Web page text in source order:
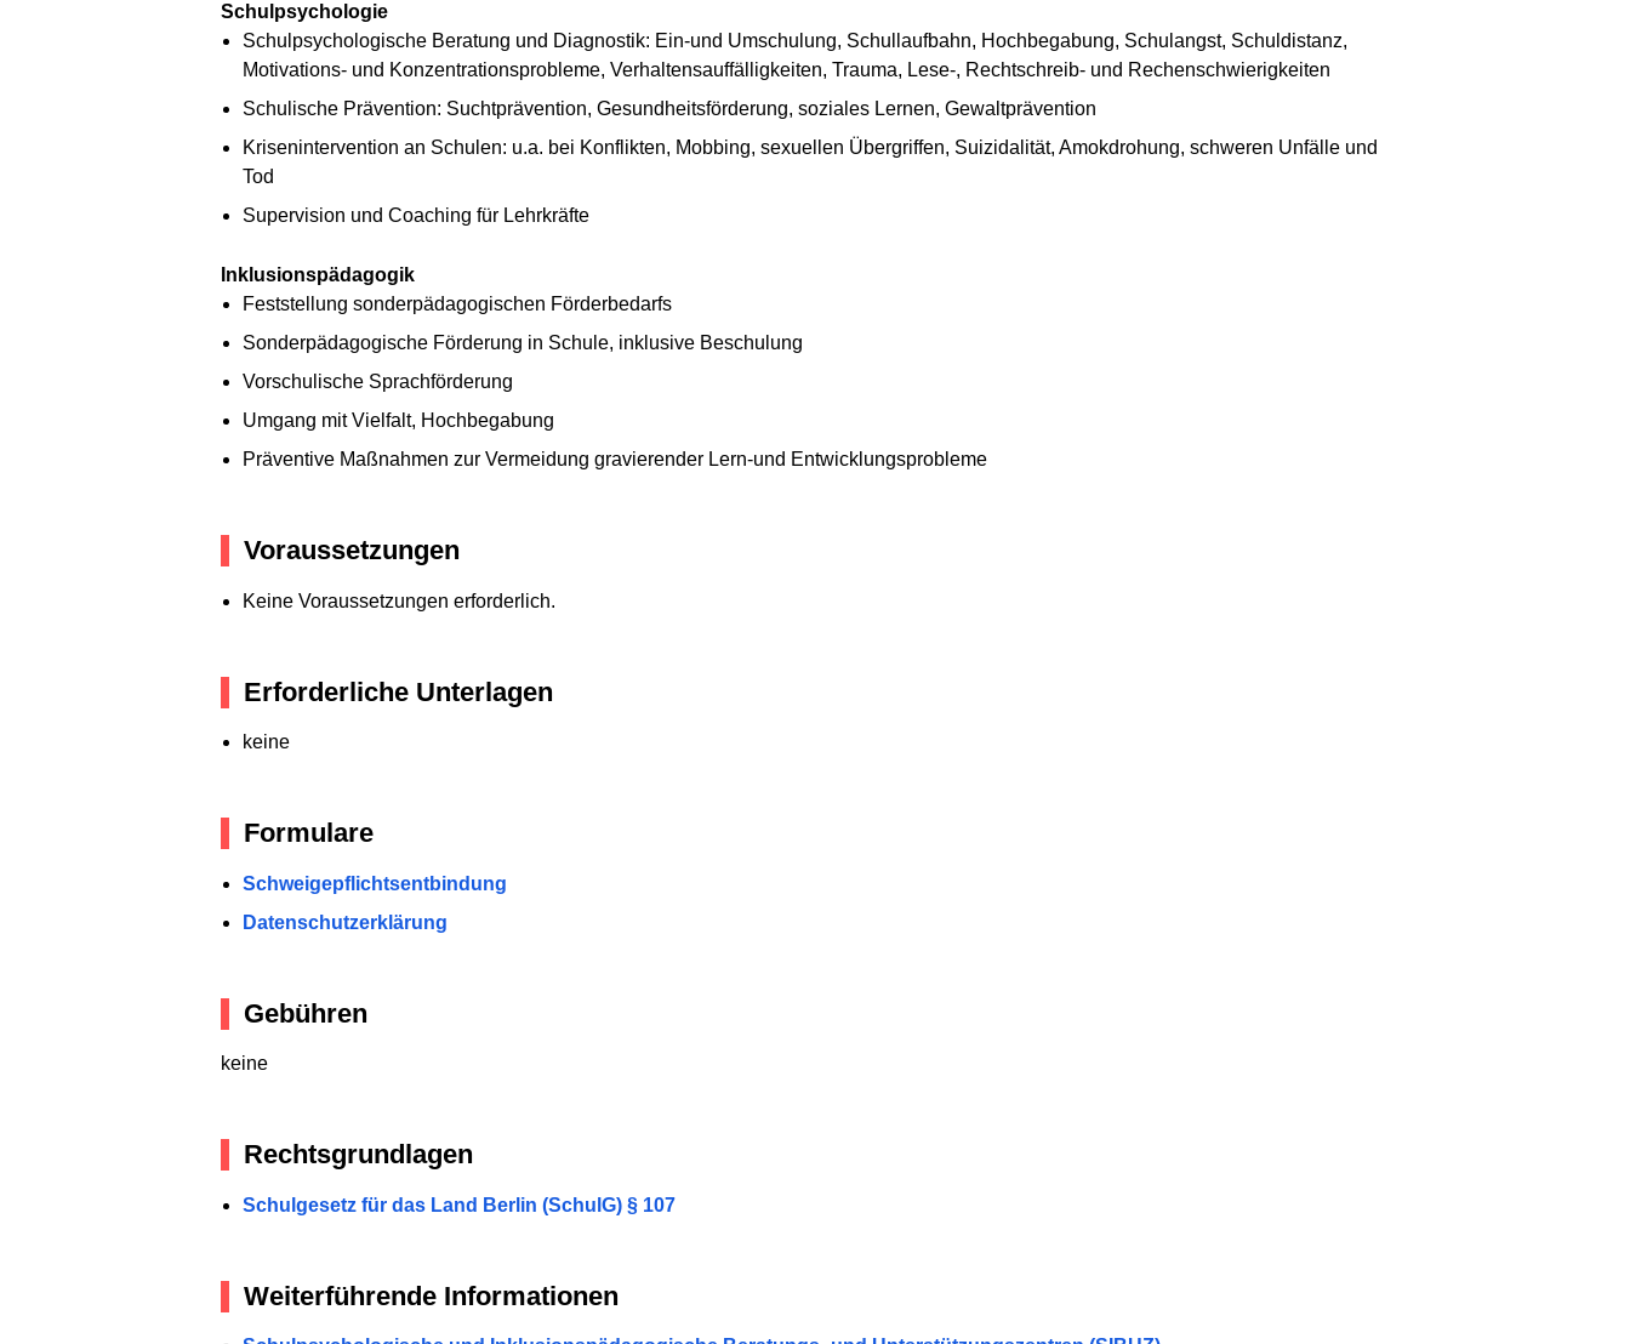
Schulpsychologie
Schulpsychologische Beratung und Diagnostik: Ein-und Umschulung, Schullaufbahn, Hochbegabung, Schulangst, Schuldistanz,
Motivations- und Konzentrationsprobleme, Verhaltensauffälligkeiten, Trauma, Lese-, Rechtschreib- und Rechenschwierigkeiten
Schulische Prävention: Suchtprävention, Gesundheitsförderung, soziales Lernen, Gewaltprävention
Krisenintervention an Schulen: u.a. bei Konflikten, Mobbing, sexuellen Übergriffen, Suizidalität, Amokdrohung, schweren Unfälle und
Tod
Supervision und Coaching für Lehrkräfte
Inklusionspädagogik
Feststellung sonderpädagogischen Förderbedarfs
Sonderpädagogische Förderung in Schule, inklusive Beschulung
Vorschulische Sprachförderung
Umgang mit Vielfalt, Hochbegabung
Präventive Maßnahmen zur Vermeidung gravierender Lern-und Entwicklungsprobleme
Voraussetzungen
Keine Voraussetzungen erforderlich.
Erforderliche Unterlagen
keine
Formulare
Schweigepflichtsentbindung
Datenschutzerklärung
Gebühren
keine
Rechtsgrundlagen
Schulgesetz für das Land Berlin (SchulG) § 107
Weiterführende Informationen